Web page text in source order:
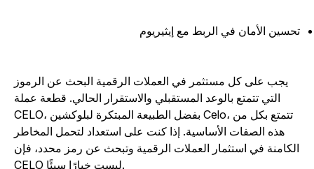
الأمان في الربط مع إيثيريوم
يجب على كل مستثمر في العملات الرقمية البحث عن الرموز
التي تتمتع بالوعد المستقبلي والاستقرار الحالي. قطعة عملة
CELO، بفضل الطبيعة المبتكرة لبلوكشين Celo، تتمتع بكل من
هذه الصفات الأساسية. إذا كنت على استعداد لتحمل المخاطر
في استثمار العملات الرقمية وتبحث عن رمز محدد، فإن